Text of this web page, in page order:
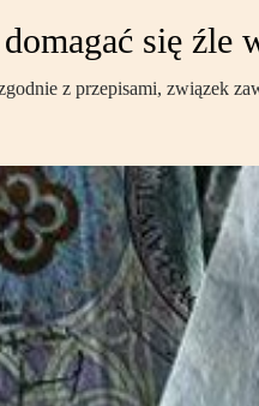
się źle
z przepisami, związek